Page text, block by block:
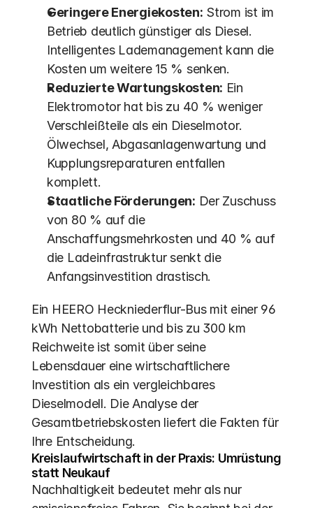
Geringere Energiekosten: Strom ist im
Betrieb deutlich günstiger als Diesel.
Intelligentes Lademanagement kann die
Kosten um weitere 15 % senken.
Reduzierte Wartungskosten: Ein
Elektromotor hat bis zu 40 % weniger
Verschleißteile als ein Dieselmotor.
Ölwechsel, Abgasanlagenwartung und
Kupplungsreparaturen entfallen
komplett.
Staatliche Förderungen: Der Zuschuss
von 80 % auf die
Anschaffungsmehrkosten und 40 % auf
die Ladeinfrastruktur senkt die
Anfangsinvestition drastisch.
Ein HEERO Heckniederflur-Bus mit einer 96
kWh Nettobatterie und bis zu 300 km
Reichweite ist somit über seine
Lebensdauer eine wirtschaftlichere
Investition als ein vergleichbares
Dieselmodell. Die Analyse der
Gesamtbetriebskosten liefert die Fakten für
Ihre Entscheidung.
Kreislaufwirtschaft in der Praxis: Umrüstung
statt Neukauf
Nachhaltigkeit bedeutet mehr als nur